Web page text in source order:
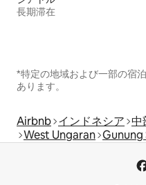
長期滞在
*特定の地域および一部の宿
あります。
Airbnb インドネシア 中
West Ungaran Gunung